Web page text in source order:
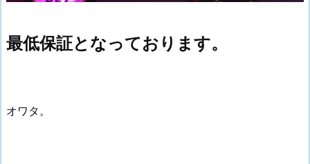
最低保証となっております。
オワタ。